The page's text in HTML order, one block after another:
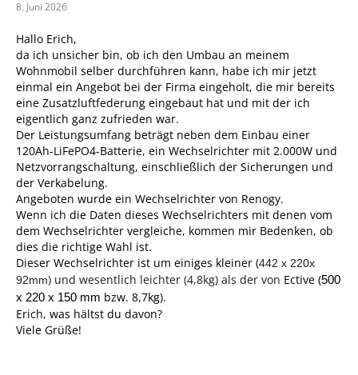
8. Juni 2026
Hallo Erich,
da ich unsicher bin, ob ich den Umbau an meinem
Wohnmobil selber durchführen kann, habe ich mir jetzt
einmal ein Angebot bei der Firma eingeholt, die mir bereits
eine Zusatzluftfederung eingebaut hat und mit der ich
eigentlich ganz zufrieden war.
Der Leistungsumfang beträgt neben dem Einbau einer
120Ah-LiFePO4-Batterie, ein Wechselrichter mit 2.000W und
Netzvorrangschaltung, einschließlich der Sicherungen und
der Verkabelung.
Angeboten wurde ein Wechselrichter von Renogy.
Wenn ich die Daten dieses Wechselrichters mit denen vom
dem Wechselrichter vergleiche, kommen mir Bedenken, ob
dies die richtige Wahl ist.
Dieser Wechselrichter ist um einiges kleiner (442 x 220x
92mm) und wesentlich leichter (4,8kg) als der von Ective (500
x 220 x 150 mm bzw. 8,7kg).
Erich, was hältst du davon?
Viele Grüße!